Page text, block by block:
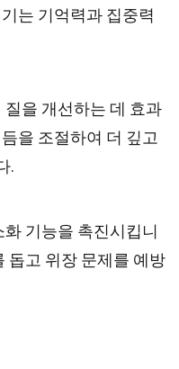
는 기억력과 집중력
질을 개선하는 데 효과
을 조절하여 더 깊고
.
화 기능을 촉진시킵니
돕고 위장 문제를 예방